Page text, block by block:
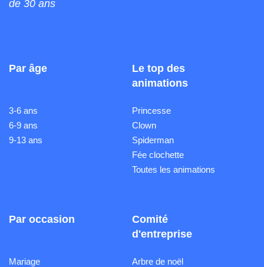
de 30 ans
Par âge
3-6 ans
6-9 ans
9-13 ans
Le top des
animations
Princesse
Clown
Spiderman
Fée clochette
Toutes les animations
Par occasion
Mariage
Comité
d'entreprise
Arbre de noël